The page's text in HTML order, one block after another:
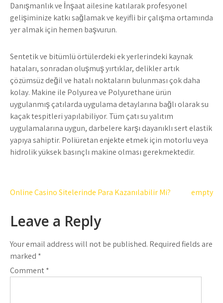
Danışmanlık ve İnşaat ailesine katılarak profesyonel
gelişiminize katkı sağlamak ve keyifli bir çalışma ortamında
yer almak için hemen başvurun.
Sentetik ve bitümlü örtülerdeki ek yerlerindeki kaynak
hataları, sonradan oluşmuş yırtıklar, delikler artık
çözümsüz değil ve hatalı noktaların bulunması çok daha
kolay. Makine ile Polyurea ve Polyurethane ürün
uygulanmış çatılarda uygulama detaylarına bağlı olarak su
kaçak tespitleri yapılabiliyor. Tüm çatı su yalıtım
uygulamalarına uygun, darbelere karşı dayanıklı sert elastik
yapıya sahiptir. Poliüretan enjekte etmek için motorlu veya
hidrolik yüksek basınçlı makine olması gerekmektedir.
Post
Online Casino Sitelerinde Para Kazanılabilir Mi? empty
Leave a Reply
Your email address will not be published. Required fields are
marked *
Comment*